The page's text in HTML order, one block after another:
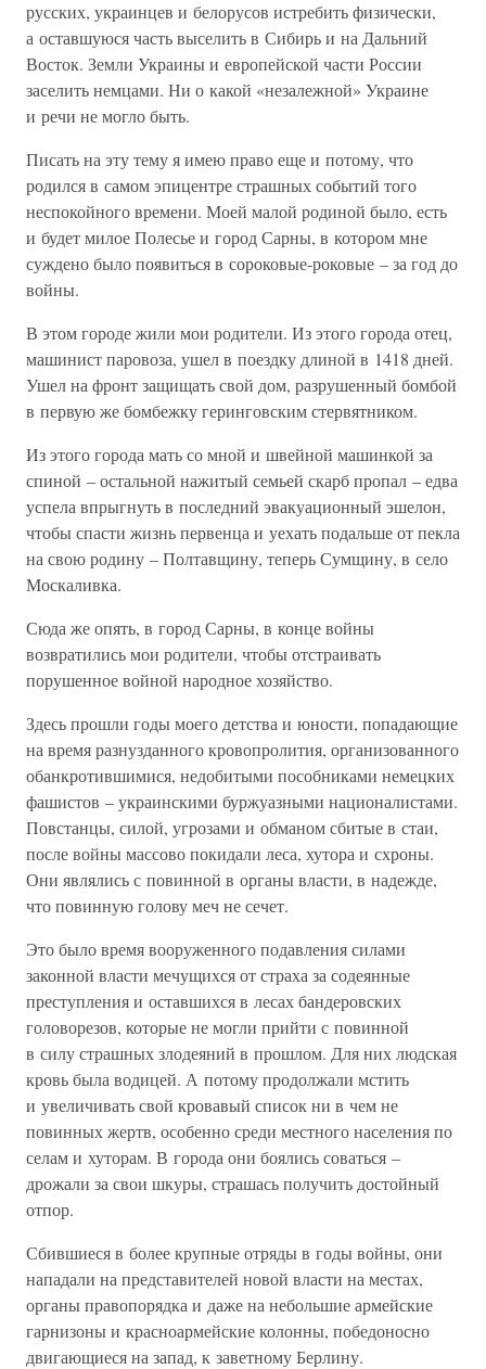
русских, украинцев и белорусов истребить физически,
а оставшуюся часть выселить в Сибирь и на Дальний
Восток. Земли Украины и европейской части России
заселить немцами. Ни о какой «незалежной» Украине
и речи не могло быть.
Писать на эту тему я имею право еще и потому, что
родился в самом эпицентре страшных событий того
неспокойного времени. Моей малой родиной было, есть
и будет милое Полесье и город Сарны, в котором мне
суждено было появиться в сороковые-роковые – за год до
войны.
В этом городе жили мои родители. Из этого города отец,
машинист паровоза, ушел в поездку длиной в 1418 дней.
Ушел на фронт защищать свой дом, разрушенный бомбой
в первую же бомбежку геринговским стервятником.
Из этого города мать со мной и швейной машинкой за
спиной – остальной нажитый семьей скарб пропал – едва
успела впрыгнуть в последний эвакуационный эшелон,
чтобы спасти жизнь первенца и уехать подальше от пекла
на свою родину – Полтавщину, теперь Сумщину, в село
Москаливка.
Сюда же опять, в город Сарны, в конце войны
возвратились мои родители, чтобы отстраивать
порушенное войной народное хозяйство.
Здесь прошли годы моего детства и юности, попадающие
на время разнузданного кровопролития, организованного
обанкротившимися, недобитыми пособниками немецких
фашистов – украинскими буржуазными националистами.
Повстанцы, силой, угрозами и обманом сбитые в стаи,
после войны массово покидали леса, хутора и схроны.
Они являлись с повинной в органы власти, в надежде,
что повинную голову меч не сечет.
Это было время вооруженного подавления силами
законной власти мечущихся от страха за содеянные
преступления и оставшихся в лесах бандеровских
головорезов, которые не могли прийти с повинной
в силу страшных злодеяний в прошлом. Для них людская
кровь была водицей. А потому продолжали мстить
и увеличивать свой кровавый список ни в чем не
повинных жертв, особенно среди местного населения по
селам и хуторам. В города они боялись соваться –
дрожали за свои шкуры, страшась получить достойный
отпор.
Сбившиеся в более крупные отряды в годы войны, они
нападали на представителей новой власти на местах,
органы правопорядка и даже на небольшие армейские
гарнизоны и красноармейские колонны, победоносно
двигающиеся на запад, к заветному Берлину.